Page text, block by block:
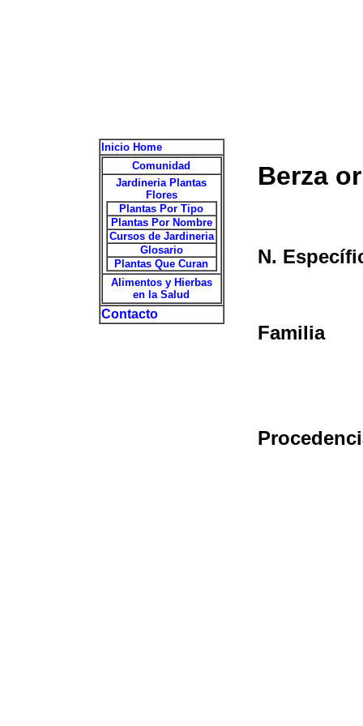
Inicio Home
Comunidad
Jardineria Plantas
Flores
Plantas Por Tipo
Plantas Por Nombre
Cursos de Jardineria
Glosario
Plantas Que Curan
Alimentos y Hierbas
en la Salud
Contacto
Berza
N.
Familia